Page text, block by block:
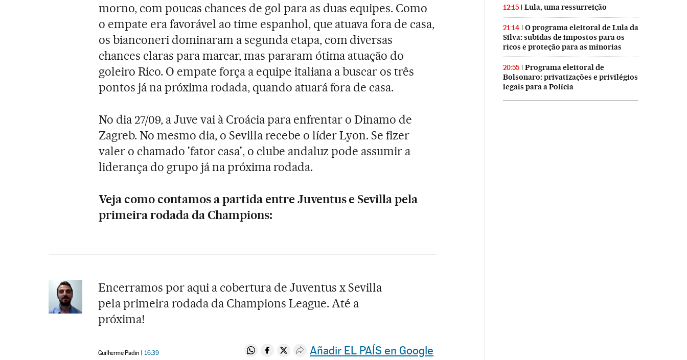
morno, com poucas chances de gol para as duas equipes. Como
o empate era favorável ao time espanhol, que atuava fora de casa,
os bianconeri dominaram a segunda etapa, com diversas
chances claras para marcar, mas pararam ótima atuação do
goleiro Rico. O empate força a equipe italiana a buscar os três
pontos já na próxima rodada, quando atuará fora de casa.
No dia 27/09, a Juve vai à Croácia para enfrentar o Dinamo de
Zagreb. No mesmo dia, o Sevilla recebe o líder Lyon. Se fizer
valer o chamado 'fator casa', o clube andaluz pode assumir a
liderança do grupo já na próxima rodada.
Veja como contamos a partida entre Juventus e Sevilla pela
primeira rodada da Champions:
Encerramos por aqui a cobertura de Juventus x Sevilla
pela primeira rodada da Champions League. Até a
próxima!
Guilherme Padin 16:39 Compartir en Whatsapp
Compartir en Facebook
Compartir en Twitter
Desplegar Redes Sociales
Añadir EL PAÍS en Google
12:15 Lula, uma ressurreição
21:14
O programa eleitoral de Lula da
Silva: subidas de impostos para os
ricos e proteção para as minorias
20:55
Programa eleitoral de
Bolsonaro: privatizações e privilégios
legais para a Polícia